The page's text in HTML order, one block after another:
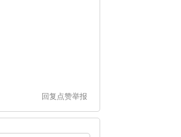
回复 点赞举报